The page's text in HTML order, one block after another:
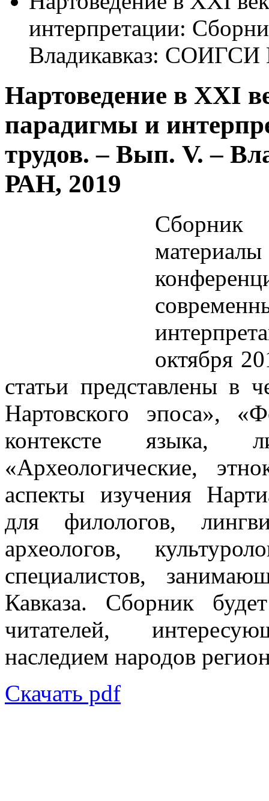
интерпретации:
Владикавказ:
Нартоведение в ХХI
парадигмы и
трудов. – Вып. V. –
РАН, 2019
Сборник
октября
статьи представлены в
Нартовского эпоса»,
контексте языка,
«Археологические,
аспекты изучения
для филологов,
археологов,
специалистов,
Кавказа. Сборник
читателей,
наследием народов
Скачать pdf